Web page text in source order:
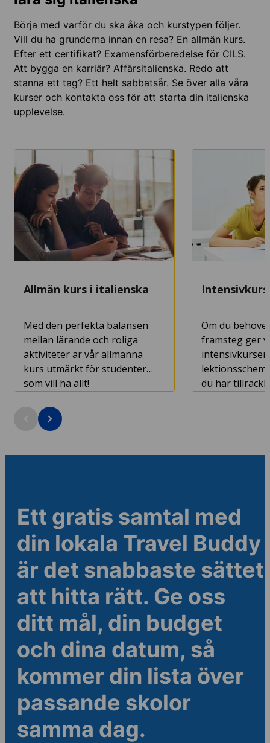
Börja med varför du ska åka och kurstypen följer.
Vill du ha grunderna innan en resa? En allmän kurs.
Efter ett certifikat? Examensförberedelse för CILS.
Att bygga en karriär? Affärsitalienska. Redo att
stanna ett tag? Ett helt sabbatsår. Se över alla våra
kurser och kontakta oss för att starta din italienska
upplevelse.
Allmän kurs i italienska
Med den perfekta balansen
mellan lärande och roliga
aktiviteter är vår allmänna
kurs utmärkt för studenter
som vill ha allt!
Kurslängd: från 1 vecka
Minimiålder: 16 år
Om du
framsteg ger
du har
Ett gratis samtal med
din lokala Travel Buddy
är det snabbaste sättet
att hitta rätt. Ge oss
ditt mål, din budget
och dina datum, så
kommer din lista över
passande skolor
samma dag.